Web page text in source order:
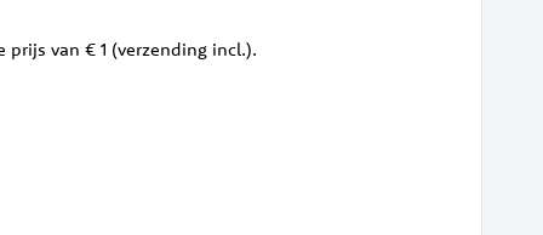
van € 1 (verzending incl.).